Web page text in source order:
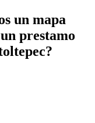
un mapa
prestamo